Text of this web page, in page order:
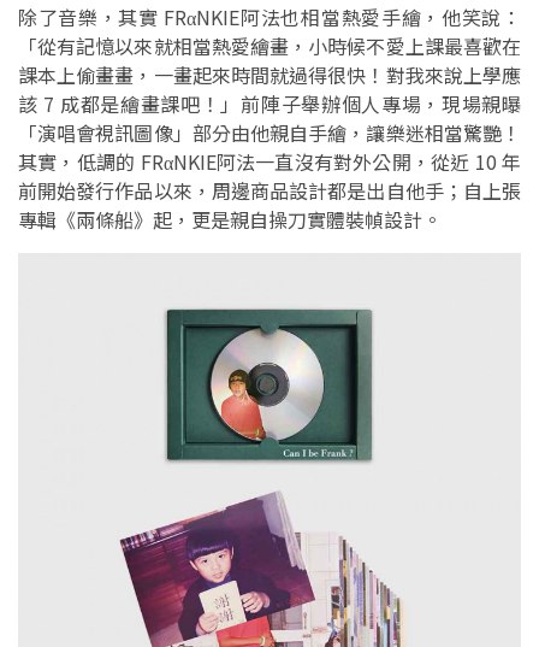
除了音樂，其實 FRαNKIE阿法也相當熱愛手繪，他笑說：
「從有記憶以來就相當熱愛繪畫，小時候不愛上課最喜歡在
課本上偷畫畫，一畫起來時間就過得很快！對我來說上學應
該 7 成都是繪畫課吧！」前陣子舉辦個人專場，現場親曝
「演唱會視訊圖像」部分由他親自手繪，讓樂迷相當驚艷！
其實，低調的 FRαNKIE阿法一直沒有對外公開，從近 10 年
前開始發行作品以來，周邊商品設計都是出自他手；自上張
專輯《兩條船》起，更是親自操刀實體裝幀設計。